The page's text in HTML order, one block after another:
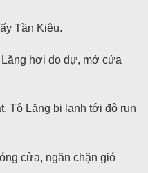
Tần Kiêu.
hơi do dự, mở cửa
Tô Lăng bị lạnh tới độ run
cửa, ngăn chặn gió